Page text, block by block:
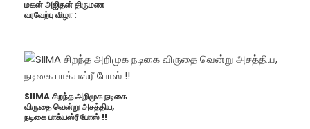
மகன் அஜிதன் திருமண
வரவேற்பு விழா :
SIIMA சிறந்த அறிமுக நடிகை
விருதை வென்று அசத்திய,
நடிகை பாக்யஸ்ரீ போஸ் !!